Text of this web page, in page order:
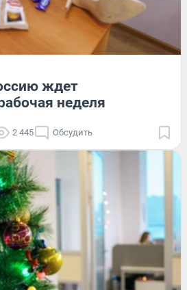
ждет
неделя
2 445 Обсудить